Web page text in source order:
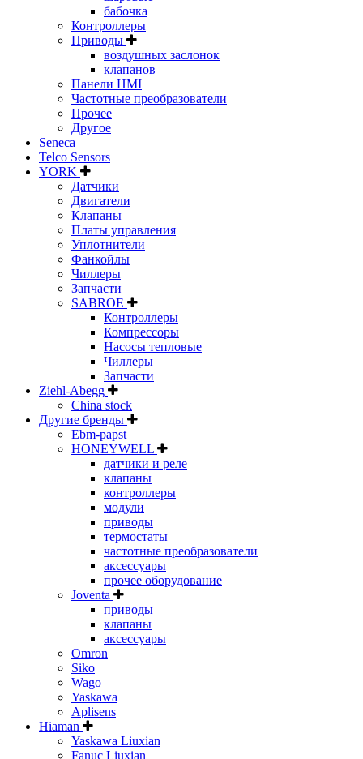
бабочка
Контроллеры
Приводы
воздушных заслонок
клапанов
Панели HMI
Частотные преобразователи
Прочее
Другое
Seneca
Telco Sensors
YORK
Датчики
Двигатели
Клапаны
Платы управления
Уплотнители
Фанкойлы
Чиллеры
Запчасти
SABROE
Контроллеры
Компрессоры
Насосы тепловые
Чиллеры
Запчасти
Ziehl-Abegg
China stock
Другие бренды
Ebm-papst
HONEYWELL
датчики и реле
клапаны
контроллеры
модули
приводы
термостаты
частотные преобразователи
аксессуары
прочее оборудование
Joventa
приводы
клапаны
аксессуары
Omron
Siko
Wago
Yaskawa
Aplisens
Hiaman
Yaskawa Liuxian
Fanuc Liuxian